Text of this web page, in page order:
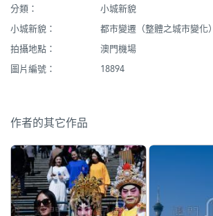
分類：
小城新貌
小城新貌：
都市變遷（整體之城市變化）
拍攝地點：
澳門機場
圖片編號：
18894
作者的其它作品